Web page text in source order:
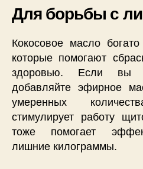
Для борьбы с
Кокосовое масло
которые помогают
здоровью. Если вы
добавляйте эфирное
умеренных
стимулирует работу
тоже помогает
лишние килограммы.